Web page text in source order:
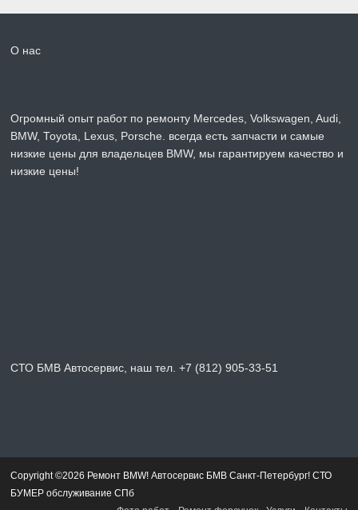
О нас
Огромный опыт работ по ремонту Mercedes, Volkswagen, Audi,
BMW, Toyota, Lexus, Porsche. всегда есть запчасти и самые
низкие цены для владельцев BMW, мы гарантируем качество и
низкие цены!
СТО БМВ Автосервис, наш тел. +7 (812) 905-33-51
Copyright ©2026 Ремонт BMW! Автосервис БМВ Санкт-Петербург! СТО
БУМЕР обслуживание СПб